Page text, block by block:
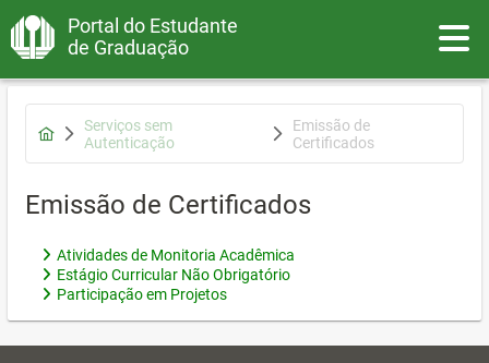
Portal do Estudante
de Graduação
Serviços sem
Autenticação
Emissão de
Certificados
Emissão de Certificados
Atividades de Monitoria Acadêmica
Estágio Curricular Não Obrigatório
Participação em Projetos